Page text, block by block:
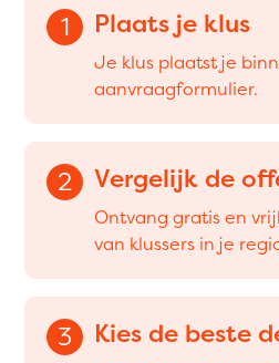
1 Plaats je klus
Je klus plaatst je
aanvraagformulier.
2 Vergelijk de
Ontvang gratis en
van klussers in je
3 Kies de beste